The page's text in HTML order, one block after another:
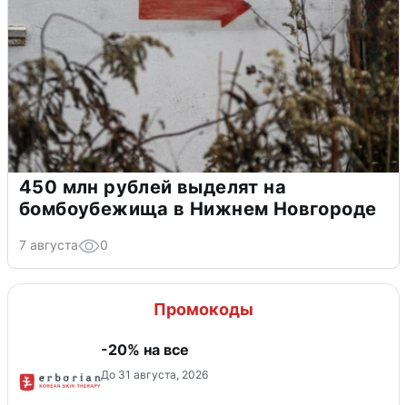
450 млн рублей выделят на
бомбоубежища в Нижнем Новгороде
7 августа 0
Промокоды
-20% на все
До 31 августа, 2026